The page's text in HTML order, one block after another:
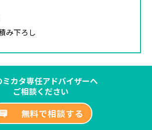
み下ろし
ミカタ専任アドバイザーへ
ご相談ください
無料で相談する